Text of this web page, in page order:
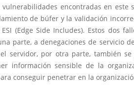
vulnerabilidades encontradas en este
de búfer y la validación
ESI (Edge Side Includes). Estos dos
parte, a denegaciones de servicio
servidor, por otra parte, también
información sensible de la
conseguir penetrar en la